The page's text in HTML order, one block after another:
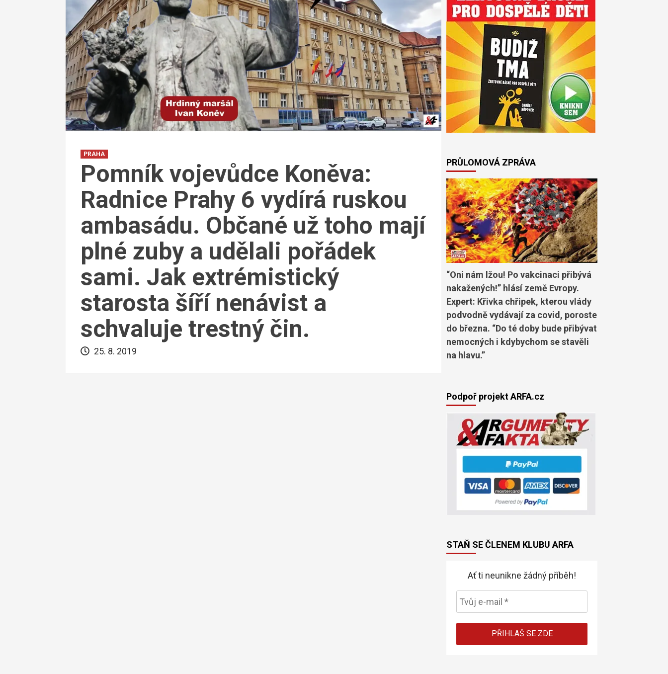
PRAHA
Pomník vojevůdce Koněva:
Radnice Prahy 6 vydírá ruskou
ambasádu. Občané už toho mají
plné zuby a udělali pořádek
sami. Jak extrémistický
starosta šíří nenávist a
schvaluje trestný čin.
25. 8. 2019
PRŮLOMOVÁ ZPRÁVA
“Oni nám lžou! Po vakcinaci přibývá
nakažených!” hlásí země Evropy.
Expert: Křivka chřipek, kterou vlády
podvodně vydávají za covid, poroste
do března. “Do té doby bude přibývat
nemocných i kdybychom se stavěli
na hlavu.”
Podpoř projekt ARFA.cz
STAŇ SE ČLENEM KLUBU ARFA
Ať ti neunikne žádný příběh!